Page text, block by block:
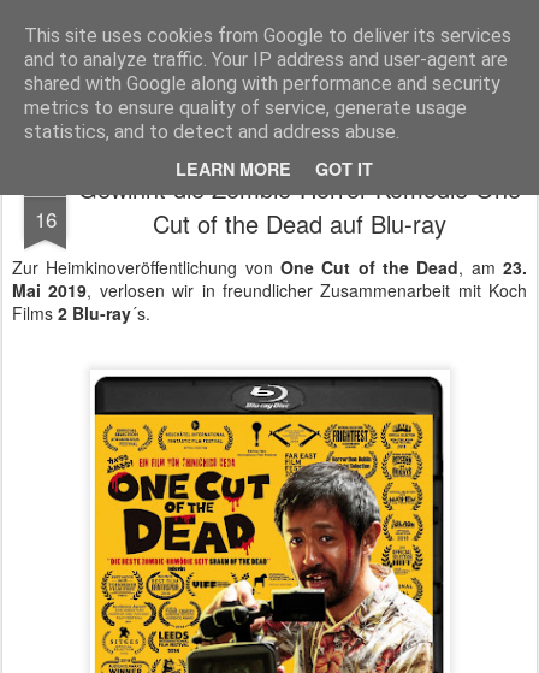
This site uses cookies from Google to deliver its services
and to analyze traffic. Your IP address and user-agent are
shared with Google along with performance and security
metrics to ensure quality of service, generate usage
statistics, and to detect and address abuse.
LEARN MORE GOT IT
MyKinoTrailer
Pages
16
Gewinnt die Zombie-Horror-Komödie One
Cut of the Dead auf Blu-ray
Zur Heimkinoveröffentlichung von One Cut of the Dead, am23.
Mai 2019, verlosen wir in freundlicher Zusammenarbeit mit Koch
Films 2 Blu-ray´s.